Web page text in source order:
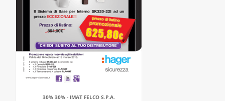
30% 30% - IMAT FELCO S.P.A.